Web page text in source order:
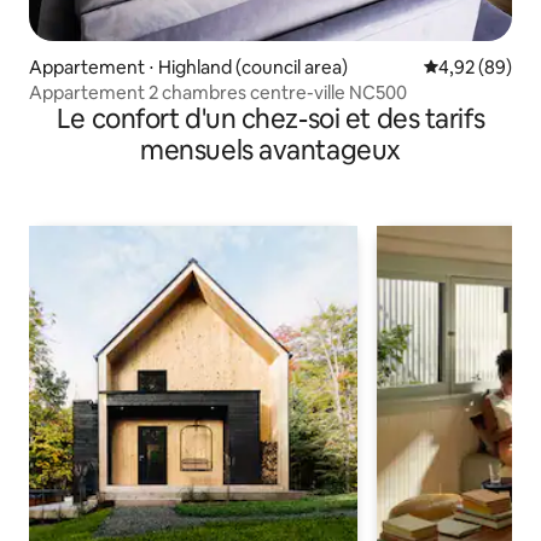
Appartement ⋅ Highland (council area) Évaluation
4,92 (89)
Appartement 2 chambres centre-ville NC500
Le confort d'un chez-soi et des tarifs
mensuels avantageux